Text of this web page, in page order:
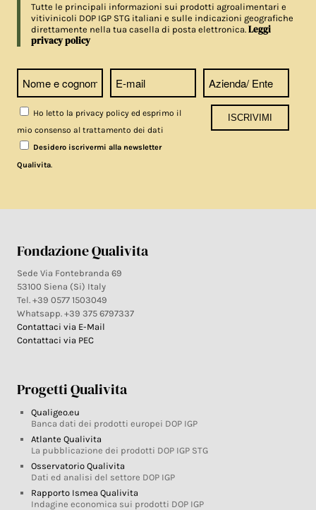
Tutte le principali informazioni sui prodotti agroalimentari e
vitivinicoli DOP IGP STG italiani e sulle indicazioni geografiche
direttamente nella tua casella di posta elettronica.Leggi
privacy policy
Ho letto la privacy policy ed esprimo il
mio consenso al trattamento dei dati
Desidero iscrivermi alla newsletter
Qualivita.
Fondazione Qualivita
Sede Via Fontebranda 69
53100 Siena (Si) Italy
Tel. +39 0577 1503049
Whatsapp. +39 375 6797337
Contattaci via E-Mail
Contattaci via PEC
Progetti Qualivita
Qualigeo.eu
Banca dati dei prodotti europei DOP IGP
Atlante Qualivita
La pubblicazione dei prodotti DOP IGP STG
Osservatorio Qualivita
Dati ed analisi del settore DOP IGP
Rapporto Ismea Qualivita
Indagine economica sui prodotti DOP IGP